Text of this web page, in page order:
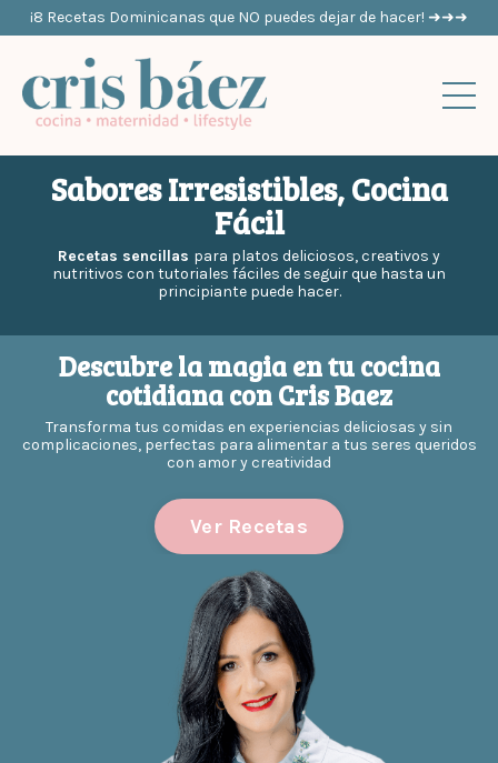
¡8 Recetas Dominicanas que NO puedes dejar de hacer! ➜➜➜
Sabores Irresistibles, Cocina
Fácil
Recetas sencillas para platos deliciosos, creativos y
nutritivos con tutoriales fáciles de seguir que hasta un
principiante puede hacer.
Descubre la magia en tu cocina
cotidiana con Cris Baez
Transforma tus comidas en experiencias deliciosas y sin
complicaciones, perfectas para alimentar a tus seres queridos
con amor y creatividad
Ver Recetas